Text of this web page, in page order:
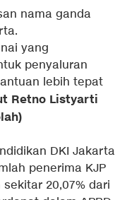
nama ganda
yang
penyaluran
lebih tepat
Retno Listyarti
DKI Jakarta
penerima KJP
20,07% dari